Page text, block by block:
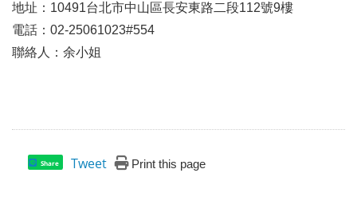
地址：10491台北市中山區長安東路二段112號9樓
電話：02-25061023#554
聯絡人：余小姐
Share Tweet Print this page